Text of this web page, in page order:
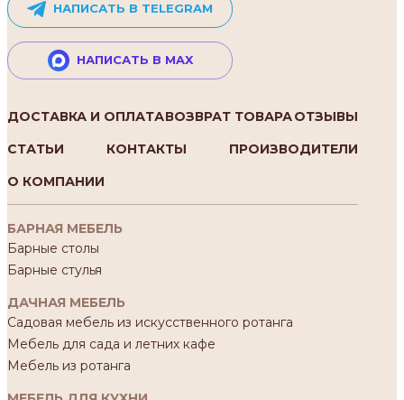
НАПИСАТЬ В TELEGRAM
НАПИСАТЬ В MAX
ДОСТАВКА И ОПЛАТАВОЗВРАТ ТОВАРАОТЗЫВЫ
СТАТЬИ
КОНТАКТЫ
ПРОИЗВОДИТЕЛИ
О КОМПАНИИ
БАРНАЯ МЕБЕЛЬ
Барные столы
Барные стулья
ДАЧНАЯ МЕБЕЛЬ
Садовая мебель из искусственного ротанга
Мебель для сада и летних кафе
Мебель из ротанга